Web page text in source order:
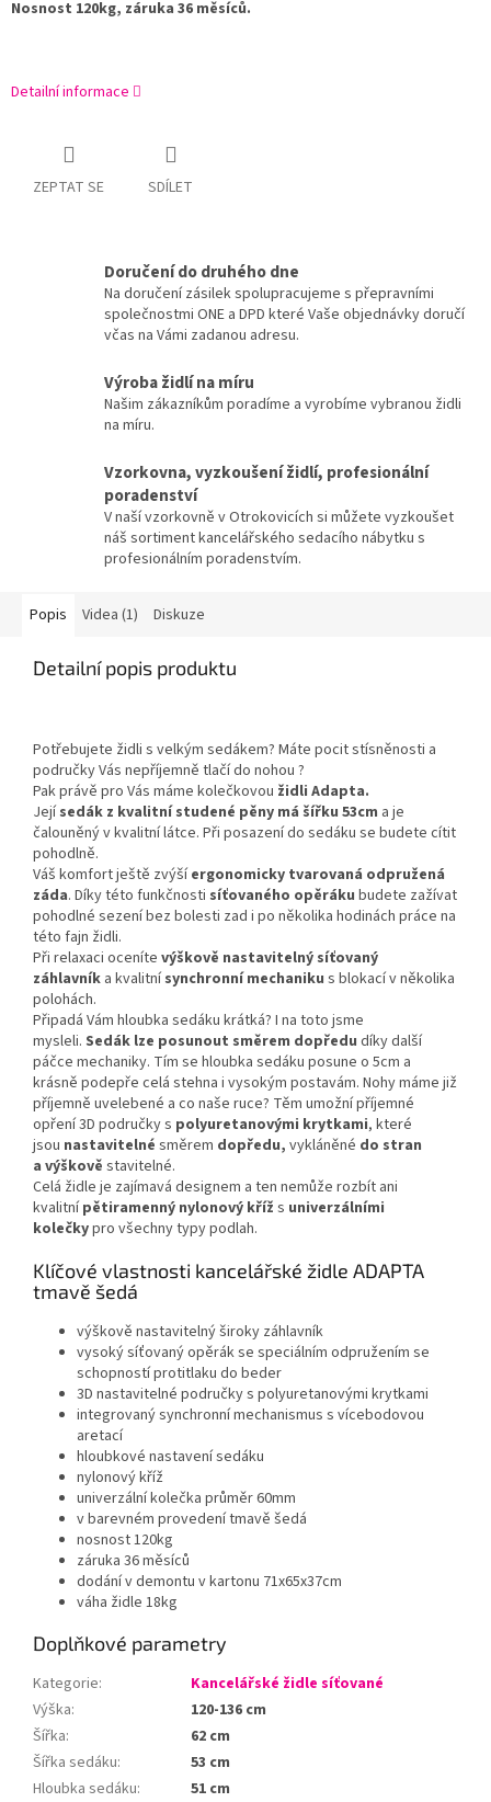
Nosnost 120kg, záruka 36 měsíců.
Detailní informace
ZEPTAT SE SDÍLET
Doručení do druhého dne
Na doručení zásilek spolupracujeme s přepravními
společnostmi ONE a DPD které Vaše objednávky doručí
včas na Vámi zadanou adresu.
Výroba židlí na míru
Našim zákazníkům poradíme a vyrobíme vybranou židli
na míru.
Vzorkovna, vyzkoušení židlí, profesionální
poradenství
V naší vzorkovně v Otrokovicích si můžete vyzkoušet
náš sortiment kancelářského sedacího nábytku s
profesionálním poradenstvím.
Popis Videa (1) Diskuze
Detailní popis produktu
Potřebujete židli s velkým sedákem? Máte pocit stísněnosti a
područky Vás nepříjemně tlačí do nohou ?
Pak právě pro Vás máme kolečkovou židli Adapta.
Jejísedák z kvalitní studené pěny má šířku 53cm a je
čalouněný v kvalitní látce. Při posazení do sedáku se budete cítit
pohodlně.
Váš komfort ještě zvýšíergonomicky tvarovaná odpružená
záda. Díky této funkčnosti síťovaného opěráku budete zažívat
pohodlné sezení bez bolesti zad i po několika hodinách práce na
této fajn židli.
Při relaxaci oceníte výškově nastavitelný síťovaný
záhlavník a kvalitnísynchronní mechaniku s blokací v několika
polohách.
Připadá Vám hloubka sedáku krátká? I na toto jsme
mysleli. Sedák lze posunout směrem dopředu díky další
páčce mechaniky. Tím se hloubka sedáku posune o 5cm a
krásně podepře celá stehna i vysokým postavám. Nohy máme již
příjemně uvelebené a co naše ruce? Těm umožní příjemné
opření 3D područky s polyuretanovými krytkami, které
jsou nastavitelné směrem dopředu, vykláněné do stran
a výškově stavitelné.
Celá židle je zajímavá designem a ten nemůže rozbít ani
kvalitnípětiramenný nylonový kříž s univerzálními
kolečkypro všechny typy podlah.
Klíčové vlastnosti kancelářské židle ADAPTA
tmavě šedá
výškově nastavitelný široky záhlavník
vysoký síťovaný opěrák se speciálním odpružením se
schopností protitlaku do beder
3D nastavitelné područky s polyuretanovými krytkami
integrovaný synchronní mechanismus s vícebodovou
aretací
hloubkové nastavení sedáku
nylonový kříž
univerzální kolečka průměr 60mm
v barevném provedení tmavě šedá
nosnost 120kg
záruka 36 měsíců
dodání v demontu v kartonu 71x65x37cm
váha židle 18kg
Doplňkové parametry
Kategorie:
Kancelářské židle síťované
Výška:
120-136 cm
Šířka:
62 cm
Šířka sedáku:
53 cm
Hloubka sedáku: 51 cm